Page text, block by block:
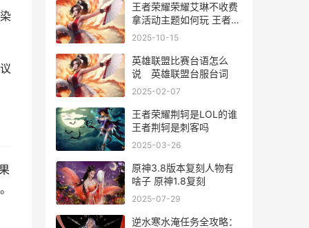
王者荣耀荣耀艾琳不收费
拿活动主题如何玩 王者荣
耀艾薇
2025-10-15
英雄联盟比赛台语怎么
说 英雄联盟台服台词
2025-02-07
王者荣耀荆轲是LOL的谁
王者荆轲是刺客吗
2025-03-26
原神3.8版本复刻人物有
啥子 原神1.8复刻
2025-07-29
逆水寒水淹任务全攻略：